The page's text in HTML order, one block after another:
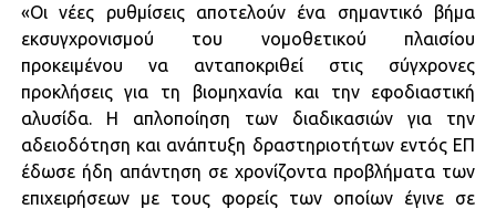
«Οι νέες ρυθμίσεις αποτελούν ένα σημαντικό βήμα
εκσυγχρονισμού του νομοθετικού πλαισίου
προκειμένου να ανταποκριθεί στις σύγχρονες
προκλήσεις για τη βιομηχανία και την εφοδιαστική
αλυσίδα. Η απλοποίηση των διαδικασιών για την
αδειοδότηση και ανάπτυξη δραστηριοτήτων εντός ΕΠ
έδωσε ήδη απάντηση σε χρονίζοντα προβλήματα των
επιχειρήσεων με τους φορείς των οποίων έγινε σε